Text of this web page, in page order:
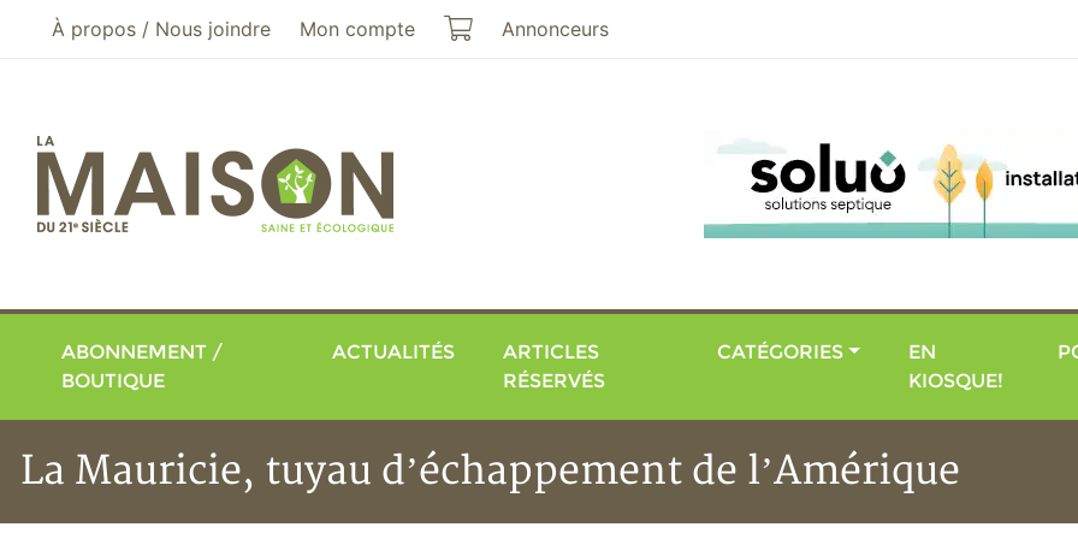
Aller au menu principal
Aller au contenu principal
À propos / Nous joindre Mon compte Mon panier
Annonceurs
ABONNEMENT /
BOUTIQUE
ACTUALITÉS
ARTICLES
RÉSERVÉS
CATÉGORIES
EN
KIOSQUE!
La Mauricie, tuyau d’échappement de l’Amérique